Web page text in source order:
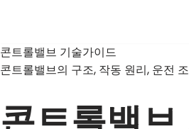
텐
츠
건
콘트롤밸브 기술가이드
콘트롤밸브의 구조, 작동 원리, 운전